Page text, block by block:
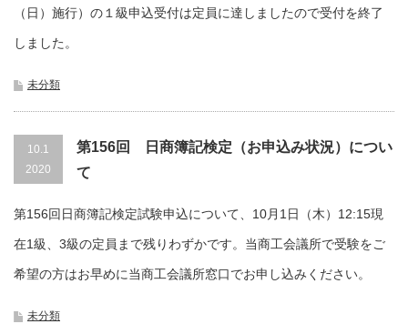
（日）施行）の１級申込受付は定員に達しましたので受付を終了
しました。
未分類
10.1
2020
第156回 日商簿記検定（お申込み状況）につい
て
第156回日商簿記検定試験申込について、10月1日（木）12:15現
在1級、3級の定員まで残りわずかです。当商工会議所で受験をご
希望の方はお早めに当商工会議所窓口でお申し込みください。
未分類